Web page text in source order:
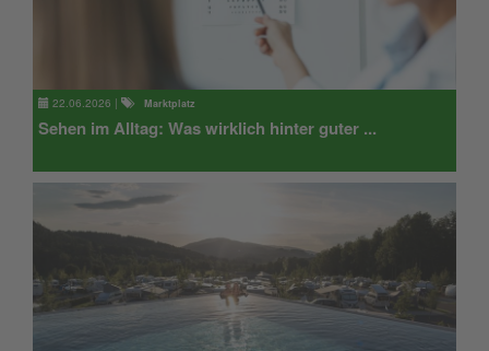
22.06.2026 | Marktplatz
Sehen im Alltag: Was wirklich hinter guter ...